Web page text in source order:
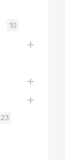
10
23